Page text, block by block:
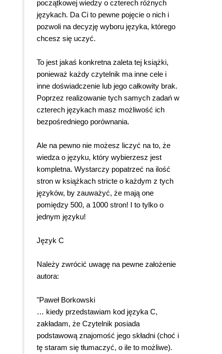
początkowej wiedzy o czterech różnych
językach. Da Ci to pewne pojęcie o nich i
pozwoli na decyzję wyboru języka, którego
chcesz się uczyć.
To jest jakaś konkretna zaleta tej książki,
ponieważ każdy czytelnik ma inne cele i
inne doświadczenie lub jego całkowity brak.
Poprzez realizowanie tych samych zadań w
czterech językach masz możliwość ich
bezpośredniego porównania.
Ale na pewno nie możesz liczyć na to, że
wiedza o języku, który wybierzesz jest
kompletna. Wystarczy popatrzeć na ilość
stron w książkach stricte o każdym z tych
języków, by zauważyć, że mają one
pomiędzy 500, a 1000 stron! I to tylko o
jednym języku!
Język C
Należy zwrócić uwagę na pewne założenie
autora:
"Paweł Borkowski
… kiedy przedstawiam kod języka C,
zakładam, że Czytelnik posiada
podstawową znajomość jego składni (choć i
tę staram się tłumaczyć, o ile to możliwe).